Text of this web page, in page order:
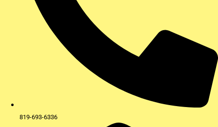
819-693-6336